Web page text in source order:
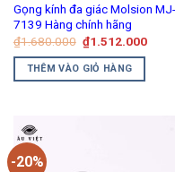
Gọng kính đa giác Molsion MJ-
7139 Hàng chính hãng
₫1.680.000 Giá
gốc
là:
₫1.680.000.
₫1.512.000Giá
THÊM VÀO GIỎ HÀNG
-20%